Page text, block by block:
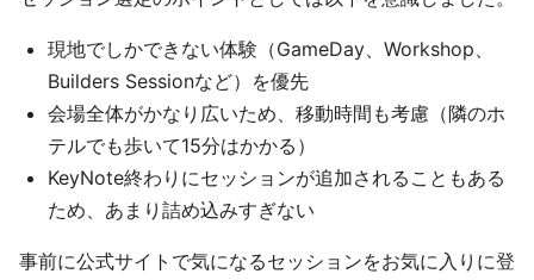
現地でしかできない体験（GameDay、Workshop、
Builders Sessionなど）を優先
会場全体がかなり広いため、移動時間も考慮（隣のホ
テルでも歩いて15分はかかる）
KeyNote終わりにセッションが追加されることもある
ため、あまり詰め込みすぎない
事前に公式サイトで気になるセッションをお気に入りに登